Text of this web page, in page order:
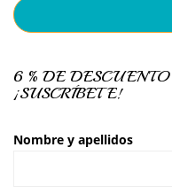
6 % DE DESCUENTO
¡SUSCRÍBETE!
Nombre y apellidos